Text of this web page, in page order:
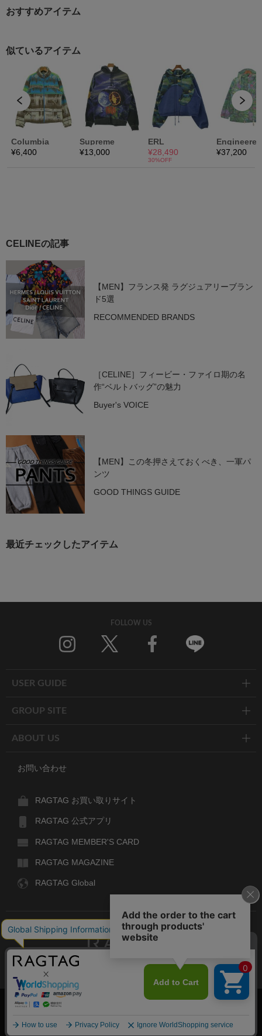
おすすめアイテム
CELINEの記事
【MEN】フランス発 ラグジュアリーブラン
ド5選
RECOMMENDED BRANDS
［CELINE］フィービー・ファイロ期の名
作“ベルトバッグ”の魅力
Buyer's VOICE
【MEN】この冬押さえておくべき、一軍パ
ンツ
GOOD THINGS GUIDE
最近チェックしたアイテム
FOLLOW US
USER GUIDE
GROUP SITE
ABOUT US
お問い合わせ
RAGTAG お買い取りサイト
RAGTAG 公式アプリ
RAGTAG MEMBER'S CARD
RAGTAG MAGAZINE
RAGTAG Global
デザイナーズブランドのユーズド・セレクトショップ
COPYRIGHT© TIN PAN ALLEY CO., LTD. ALL RIGHTS RESERVED.